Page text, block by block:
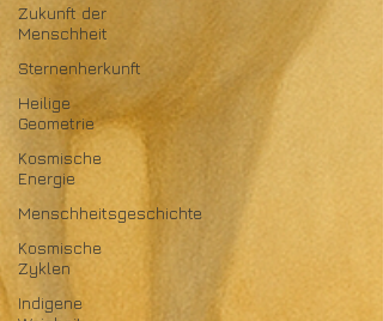
Zukunft der
Menschheit
Sternenherkunft
Heilige
Geometrie
Kosmische
Energie
Menschheitsgeschichte
Kosmische
Zyklen
Indigene